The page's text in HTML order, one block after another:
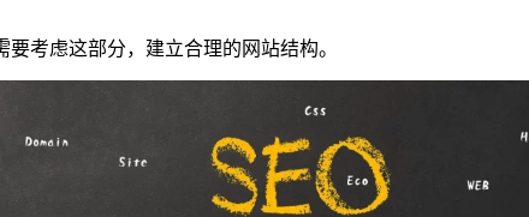
考虑这部分，建立合理的网站结构。